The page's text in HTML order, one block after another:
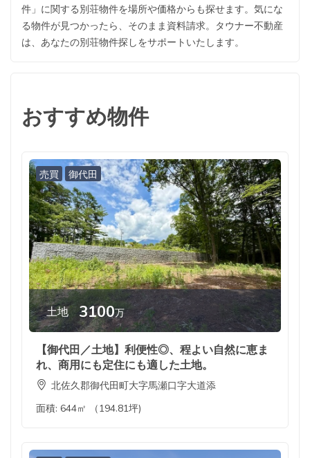
件」に関する別荘物件を場所や価格からも探せます。気にな
る物件が見つかったら、そのまま資料請求。タウナー不動産
は、あなたの別荘物件探しをサポートいたします。
おすすめ物件
売買 御代田
土地 3100万
【御代田／土地】利便性◎、程よい自然に恵ま
れ、商用にも定住にも適した土地。
北佐久郡御代田町大字馬瀬口字大道添
面積: 644㎡ （194.81坪)